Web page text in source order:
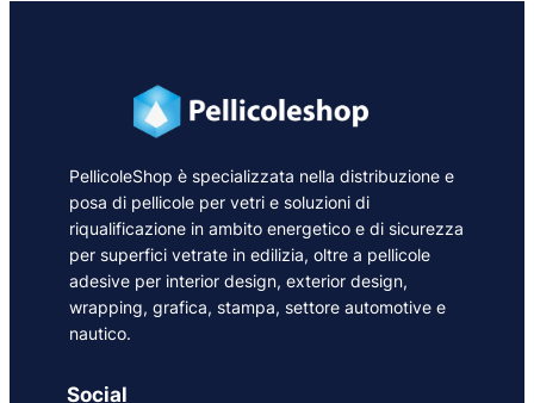
PellicoleShop è specializzata nella distribuzione e
posa di pellicole per vetri e soluzioni di
riqualificazione in ambito energetico e di sicurezza
per superfici vetrate in edilizia, oltre a pellicole
adesive per interior design, exterior design,
wrapping, grafica, stampa, settore automotive e
nautico.
Social